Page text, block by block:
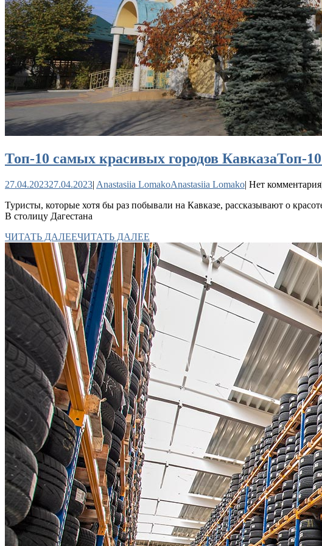
Топ-10 самых красивых городов КавказаТоп-
27.04.202327.04.2023| Anastasiia LomakoAnastasiia Lomako| Нет комментария
Туристы, которые хотя бы раз побывали на Кавказе, рассказывают о
В столицу Дагестана
ЧИТАТЬ ДАЛЕЕЧИТАТЬ ДАЛЕЕ